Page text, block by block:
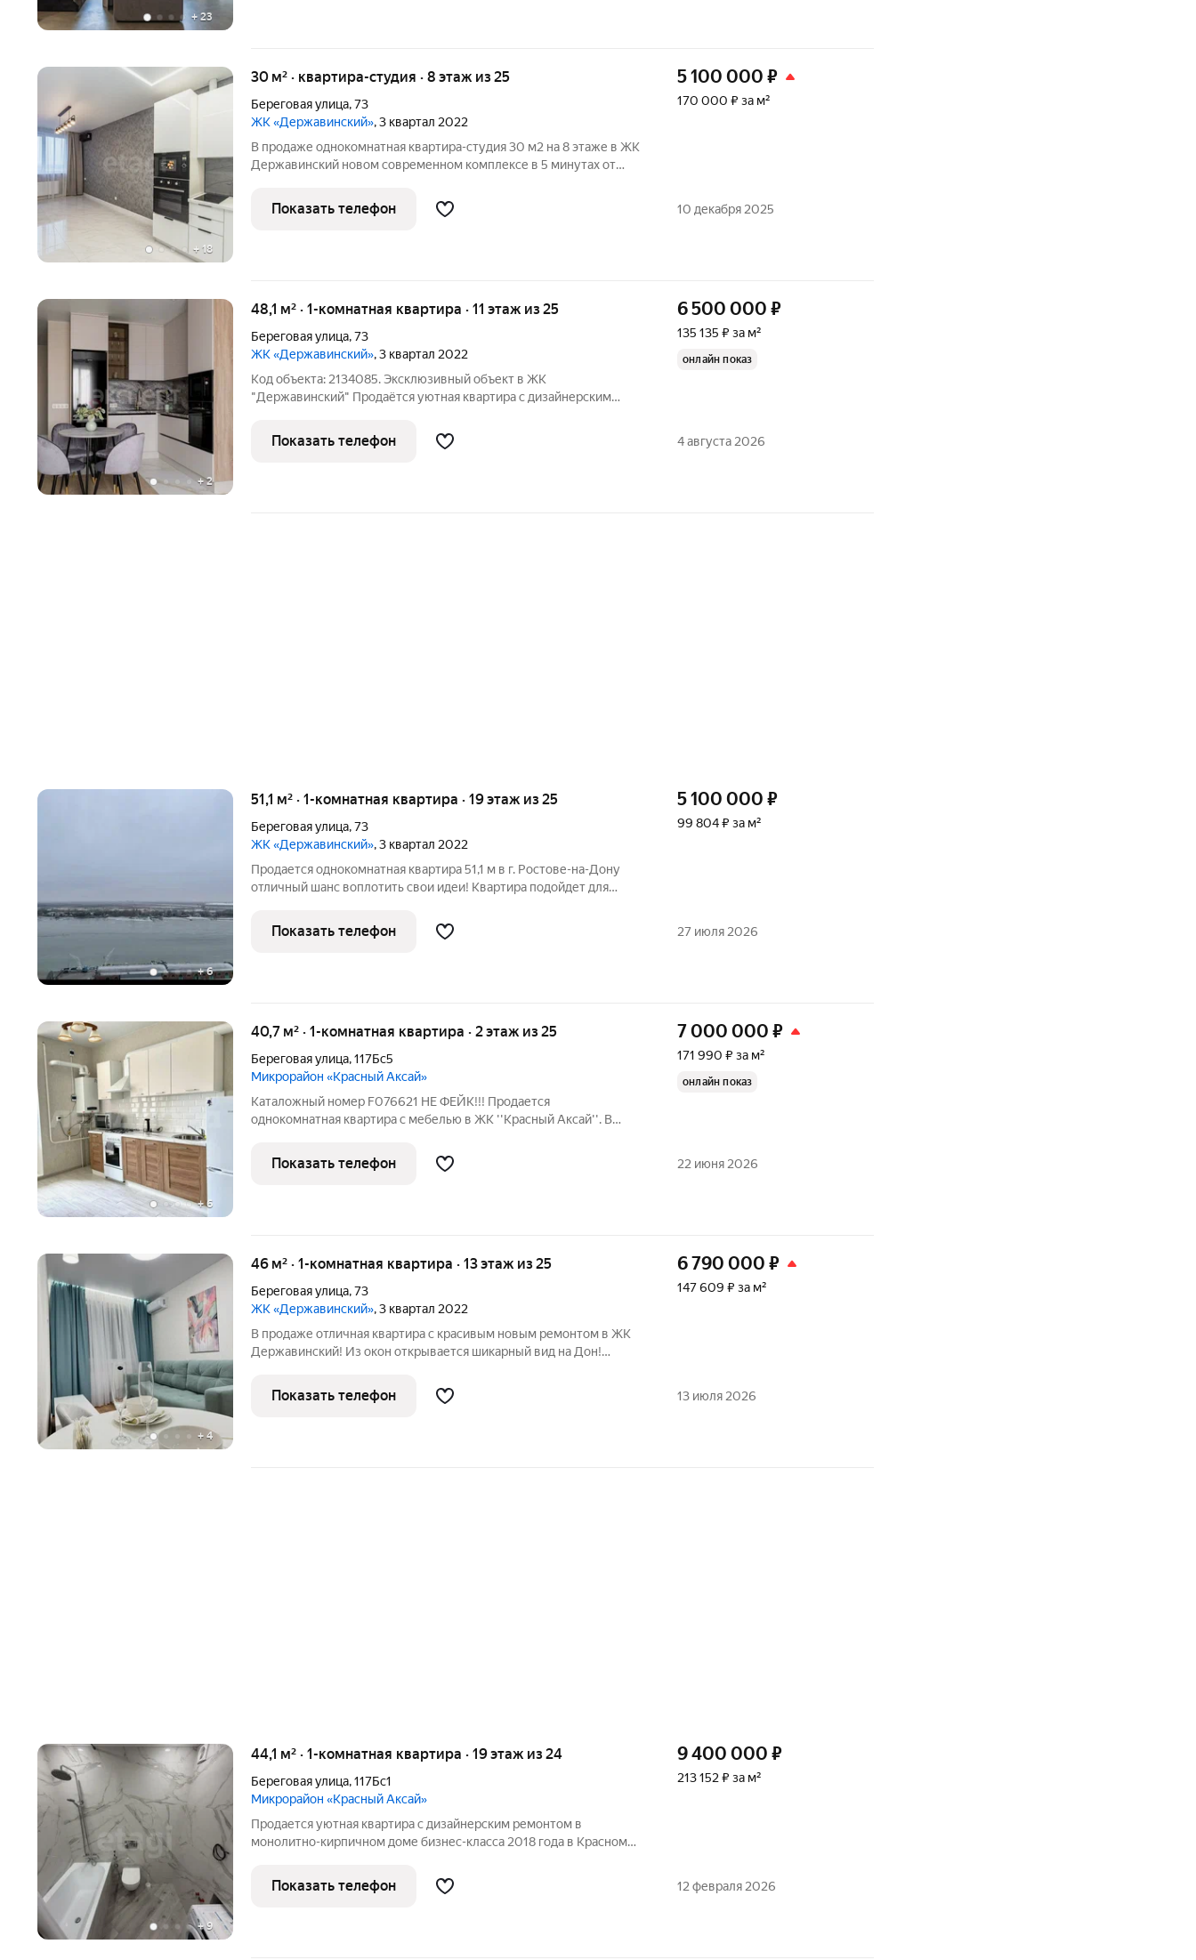
+ 23
+ 18
30 м² · квартира-студия · 8 этаж из 25
Береговая улица,73
ЖК «Державинский», 3 квартал 2022
В продаже однокомнатная квартира-студия 30 м2 на 8 этаже в ЖК
Державинский новом современном комплексе в 5 минутах от
современный качественный ремонт установлена некоторая
мебель и техника.
5 100 000 ₽
170 000 ₽ за м²
Показать телефон 10 декабря 2025
+2
48,1 м² · 1-комнатная квартира · 11 этаж из 25
Береговая улица,73
ЖК «Державинский», 3 квартал 2022
Код объекта: 2134085. Эксклюзивный объект в ЖК
"Державинский" Продaётся уютнaя кваpтира с дизайнерским
обеденной группой. Изолированная спальня. На стенах
шелковистая матовая краска, в ванной
6 500 000 ₽
135 135 ₽ за м²
онлайн показ
Показать телефон 4 августа 2026
+6
51,1 м² · 1-комнатная квартира · 19 этаж из 25
Береговая улица,73
ЖК «Державинский», 3 квартал 2022
Продается однокомнатная квартира 51,1 м в г. Ростове-на-Дону
отличный шанс воплотить свои идеи! Квартира подойдет для
дает возможность сделать интерьер по собственному стилю. В
шаговой
5 100 000 ₽
99 804 ₽ за м²
Показать телефон 27 июля 2026
+6
40,7 м² · 1-комнатная квартира · 2 этаж из 25
Береговая улица,117Бс5
Микрорайон «Красный Аксай»
Каталожный номер F076621 НЕ ФЕЙК!!! Продается
однокомнатная квартира с мебелью в ЖК ''Красный Аксай''. В
территория ЖК закрытая и охраняется, вся местность озеленена,
красивые виды, все
7 000 000 ₽
171 990 ₽ за м²
онлайн показ
Показать телефон 22 июня 2026
+ 4
46 м² · 1-комнатная квартира · 13 этаж из 25
Береговая улица,73
ЖК «Державинский», 3 квартал 2022
В продаже отличная квартира с красивым новым ремонтом в ЖК
Державинский! Из окон открывается шикарный вид на Дон!
Установлен кухонный гарнитур (посудомоечная машина, варочная
поверхность, духовой
6 790 000 ₽
147 609 ₽ за м²
Показать телефон 13 июля 2026
+9
44,1 м² · 1-комнатная квартира · 19 этаж из 24
Береговая улица,117Бс1
Микрорайон «Красный Аксай»
Продается уютная квартира с дизайнерским ремонтом в
монолитно-кирпичном доме бизнес-класса 2018 года в Красном
детскими площадками, зоной для отдыха, спортивной площадкой
и охраной
9 400 000 ₽
213 152 ₽ за м²
Показать телефон 12 февраля 2026